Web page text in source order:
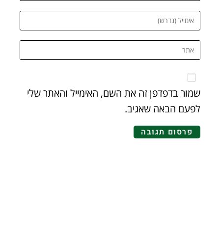
שמור בדפדפן זה את השם, האימייל והאתר שלי
לפעם הבאה שאגיב.